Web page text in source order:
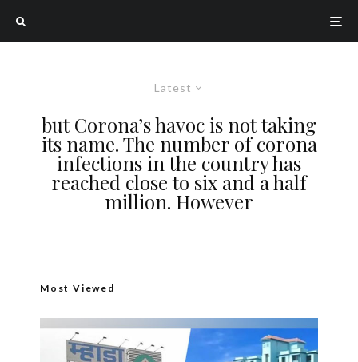
Latest
but Corona’s havoc is not taking
its name. The number of corona
infections in the country has
reached close to six and a half
million. However
Most Viewed